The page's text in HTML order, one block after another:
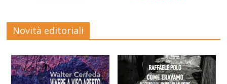
Novità editoriali